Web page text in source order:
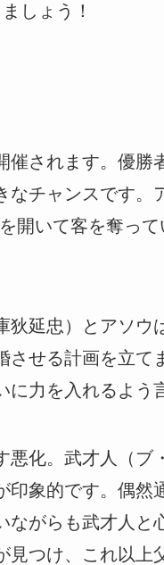
しょう！
催されます。優勝
チャンスです。
開いて客を奪っ
狄延忠）とアソウ
させる計画を立
力を入れるよう
悪化。武才人（ブ
印象的です。偶然
ながらも武才人と
見つけ、これ以上